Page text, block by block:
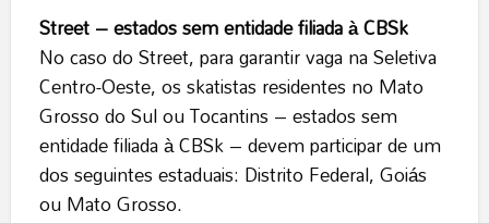
Street – estados sem entidade filiada à CBSk
No caso do Street, para garantir vaga na Seletiva
Centro-Oeste, os skatistas residentes no Mato
Grosso do Sul ou Tocantins – estados sem
entidade filiada à CBSk – devem participar de um
dos seguintes estaduais: Distrito Federal, Goiás
ou Mato Grosso.